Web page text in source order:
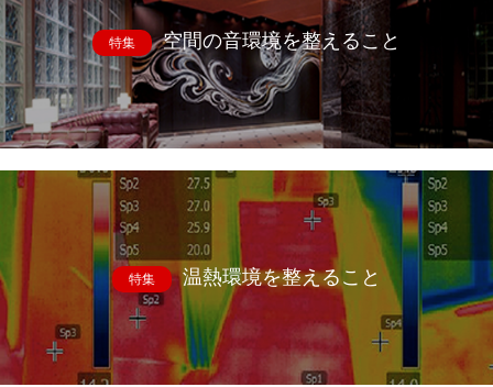
特集 空間の音環境を整えること
特集 温熱環境を整えること